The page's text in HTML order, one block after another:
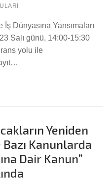
Dünyasına Yansımaları
Salı günü, 14:00-15:30
yolu ile
Yeniden
Bazı Kanunlarda
Dair Kanun”